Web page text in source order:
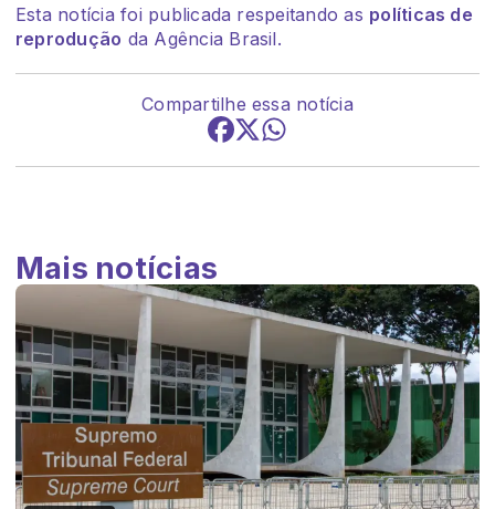
Esta notícia foi publicada respeitando as políticas de
reprodução da Agência Brasil.
Compartilhe essa notícia
Mais notícias